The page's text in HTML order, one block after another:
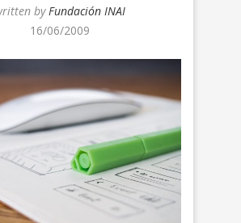
by Fundación INAI
16/06/2009